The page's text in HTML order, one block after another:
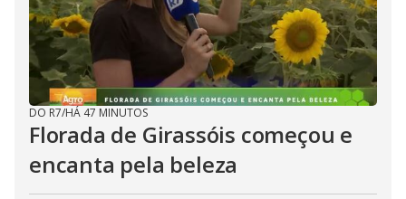
DO R7/HÁ 47 MINUTOS
Florada de Girassóis começou e
encanta pela beleza